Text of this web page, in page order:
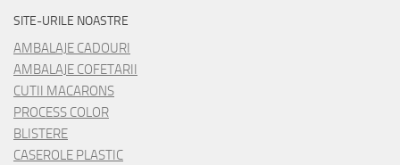
SITE-URILE NOASTRE
AMBALAJE CADOURI
AMBALAJE COFETARII
CUTII MACARONS
PROCESS COLOR
BLISTERE
CASEROLE PLASTIC